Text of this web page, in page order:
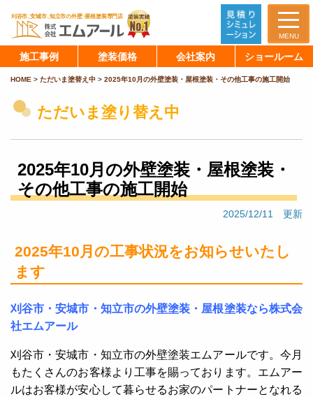
MENU
施工事例 塗装価格 会社案内 ショールーム
HOME > ただいま塗替え中 > 2025年10月の外壁塗装・屋根塗装・その他工事の施工開始
ただいま塗り替え中
2025年10月の外壁塗装・屋根塗装・
その他工事の施工開始
2025/12/11 更新
2025年10月の工事状況をお知らせいたし
ます
刈谷市・安城市・知立市の外壁塗装・屋根塗装なら株式会
社エムアール
刈谷市・安城市・知立市の外壁塗装エムアールです。今月
もたくさんのお客様より工事を賜っております。エムアー
ルはお客様が安心して暮らせるお家のパートナーとなれる